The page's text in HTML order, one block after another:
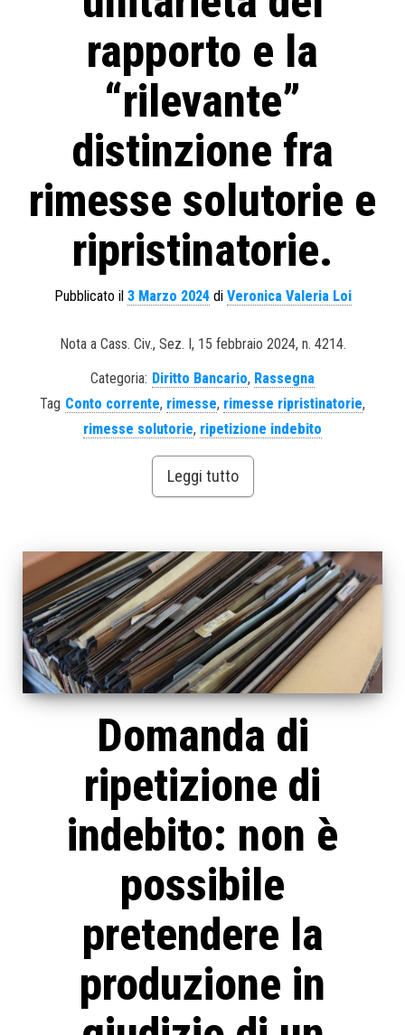
rapporto e la
“rilevante”
distinzione fra
rimesse solutorie e
ripristinatorie.
Pubblicato il 3 Marzo 2024di Veronica Valeria Loi
Nota a Cass. Civ., Sez. I, 15 febbraio 2024, n. 4214.
Categoria: Diritto Bancario, Rassegna
Tag Conto corrente, rimesse, rimesse ripristinatorie,
rimesse solutorie, ripetizione indebito
Leggi tutto
Domanda di
ripetizione di
indebito: non è
possibile
pretendere la
produzione in